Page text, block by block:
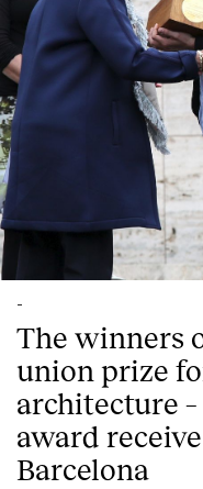
-
The winners
union prize
architecture
award
Barcelona